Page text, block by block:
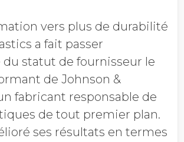
vers plus de durabilité
a fait passer
statut de fournisseur le
de Johnson &
fabricant responsable de
de tout premier plan.
ses résultats en termes